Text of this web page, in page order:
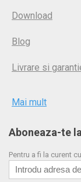
Download
Blog
Livrare si
Mai mult
Aboneaza-te
Pentru a fi la curent